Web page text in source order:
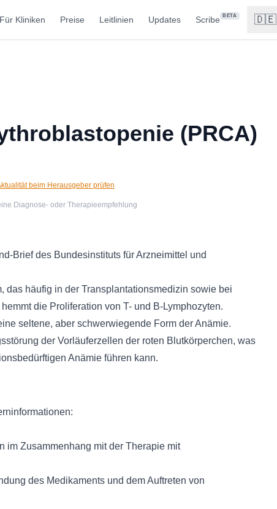
Für Kliniken Preise Leitlinien Updates Scribe BETA 🇩🇪
(PRCA)
beim Herausgeber prüfen
Diagnose- oder Therapieempfehlung
Brief des Bundesinstituts für Arzneimittel und
häufig in der Transplantationsmedizin sowie bei
die Proliferation von T- und B-Lymphozyten.
seltene, aber schwerwiegende Form der Anämie.
der Vorläuferzellen der roten Blutkörperchen, was
Anämie führen kann.
im Zusammenhang mit der Therapie mit
des Medikaments und dem Auftreten von